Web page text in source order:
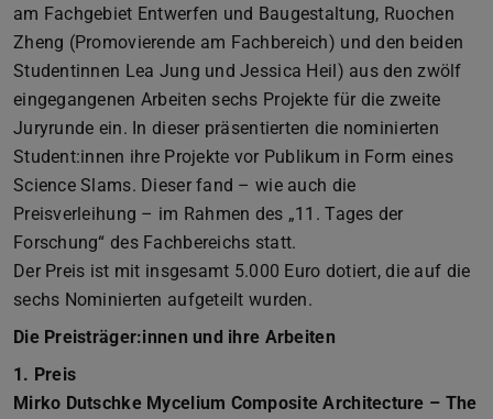
am Fachgebiet Entwerfen und Baugestaltung, Ruochen
Zheng (Promovierende am Fachbereich) und den beiden
Studentinnen Lea Jung und Jessica Heil) aus den zwölf
eingegangenen Arbeiten sechs Projekte für die zweite
Juryrunde ein. In dieser präsentierten die nominierten
Student:innen ihre Projekte vor Publikum in Form eines
Science Slams. Dieser fand – wie auch die
Preisverleihung – im Rahmen des „11. Tages der
Forschung“ des Fachbereichs statt.
Der Preis ist mit insgesamt 5.000 Euro dotiert, die auf die
sechs Nominierten aufgeteilt wurden.
Die Preisträger:innen und ihre Arbeiten
1. Preis
Mirko Dutschke Mycelium Composite Architecture – The